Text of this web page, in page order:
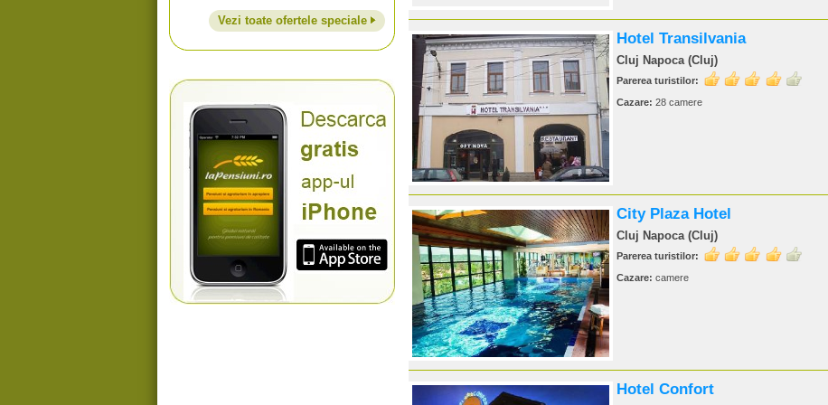
Vezi toate ofertele speciale
Hotel Transilvania
Cluj Napoca (Cluj)
Parerea turistilor:
Cazare: 28 camere
City Plaza Hotel
Cluj Napoca (Cluj)
Parerea turistilor:
Cazare: camere
Hotel Confort